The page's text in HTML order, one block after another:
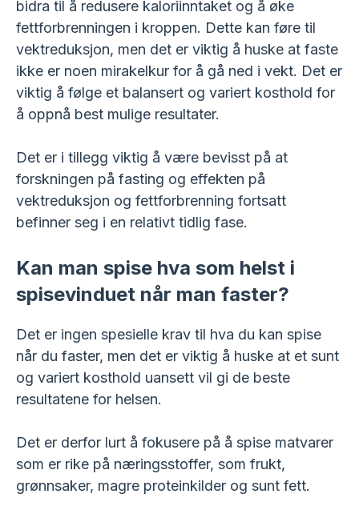
bidra til å redusere kaloriinntaket og å øke
fettforbrenningen i kroppen. Dette kan føre til
vektreduksjon, men det er viktig å huske at faste
ikke er noen mirakelkur for å gå ned i vekt. Det er
viktig å følge et balansert og variert kosthold for
å oppnå best mulige resultater.
Det er i tillegg viktig å være bevisst på at
forskningen på fasting og effekten på
vektreduksjon og fettforbrenning fortsatt
befinner seg i en relativt tidlig fase.
Kan man spise hva som helst i
spisevinduet når man faster?
Det er ingen spesielle krav til hva du kan spise
når du faster, men det er viktig å huske at et sunt
og variert kosthold uansett vil gi de beste
resultatene for helsen.
Det er derfor lurt å fokusere på å spise matvarer
som er rike på næringsstoffer, som frukt,
grønnsaker, magre proteinkilder og sunt fett.